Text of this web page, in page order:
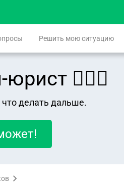
Решить мою ситуацию
👨🏻‍⚖️
делать дальше.